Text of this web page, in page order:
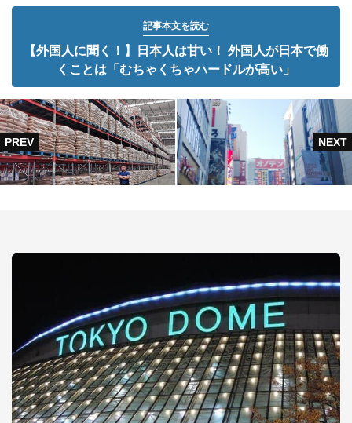
記事本文を読む
【外国人に聞く！】日本人は甘い！ 外国人が日本で働
くことは「むちゃくちゃハードルが高い」